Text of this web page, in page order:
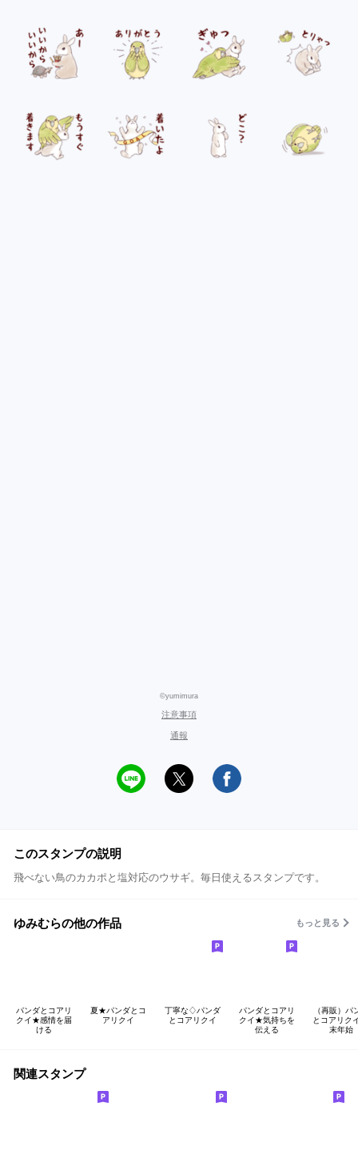
©yumimura
注意事項
通報
このスタンプの説明
飛べない鳥のカカポと塩対応のウサギ。毎日使えるスタンプです。
ゆみむらの他の作品 もっと見る
パンダとコアリ
クイ★感情を届
ける
夏★パンダとコ
アリクイ
丁寧な♢パンダ
とコアリクイ
パンダとコアリ
クイ★気持ちを
伝える
（再販）パ
とコアリク
末年始
関連スタンプ